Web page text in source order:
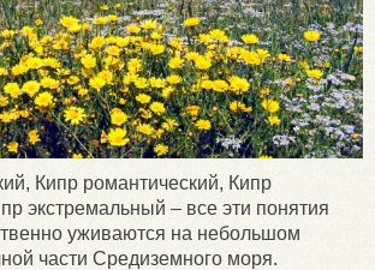
Кипр романтический, Кипр
экстремальный – все эти понятия
уживаются на небольшом
части Средиземного моря.